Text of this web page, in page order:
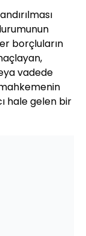
borçluların
vadede
hale gelen bir